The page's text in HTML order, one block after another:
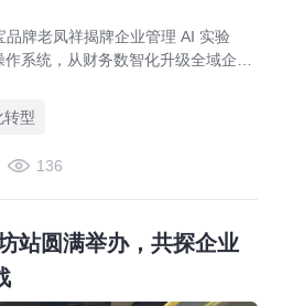
牌老凤祥揭牌企业管理 AI 实验
系统，从财务数智化升级全域企业
转型
136
站圆满举办，共探企业